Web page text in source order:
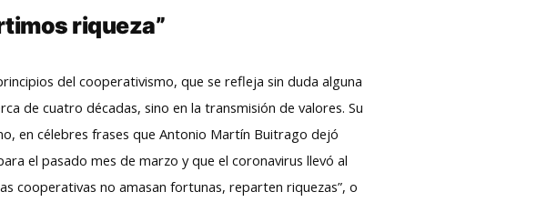
riqueza”
del cooperativismo, que se refleja sin duda alguna
de cuatro décadas, sino en la transmisión de valores. Su
en célebres frases que Antonio Martín Buitrago dejó
el pasado mes de marzo y que el coronavirus llevó al
cooperativas no amasan fortunas, reparten riquezas”, o